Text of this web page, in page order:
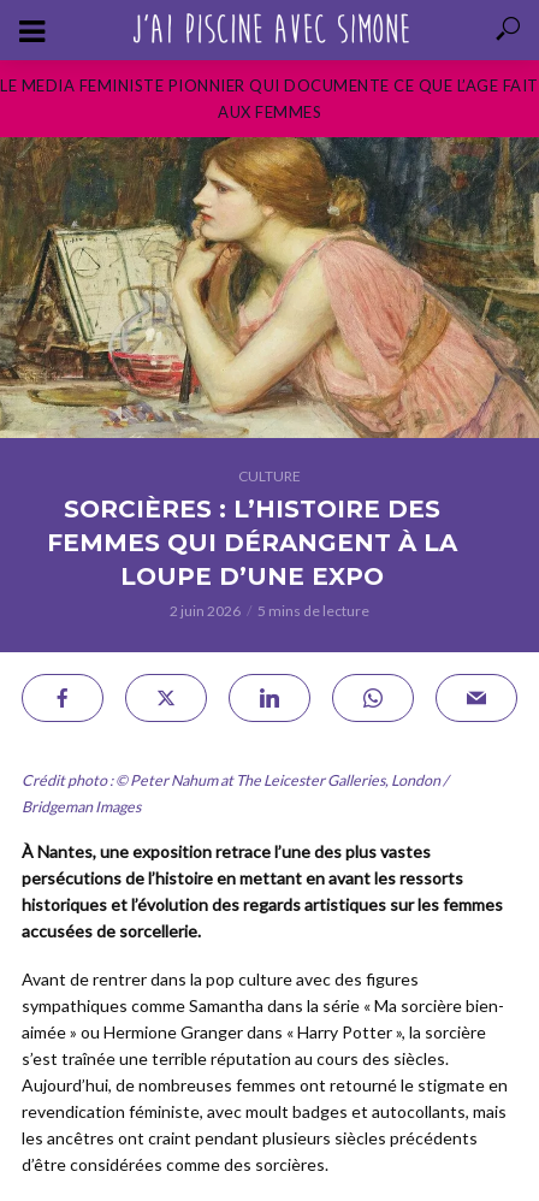
LE MEDIA FEMINISTE PIONNIER QUI DOCUMENTE CE QUE L’AGE FAIT
AUX FEMMES
CULTURE
SORCIÈRES : L’HISTOIRE DES
FEMMES QUI DÉRANGENT À LA
LOUPE D’UNE EXPO
2 juin 2026 5 mins de lecture
Crédit photo : © Peter Nahum at The Leicester Galleries, London /
Bridgeman Images
À Nantes, une exposition retrace l’une des plus vastes
persécutions de l’histoire en mettant en avant les ressorts
historiques et l’évolution des regards artistiques sur les femmes
accusées de sorcellerie.
Avant de rentrer dans la pop culture avec des figures
sympathiques comme Samantha dans la série « Ma sorcière bien-
aimée » ou Hermione Granger dans « Harry Potter », la sorcière
s’est traînée une terrible réputation au cours des siècles.
Aujourd’hui, de nombreuses femmes ont retourné le stigmate en
revendication féministe, avec moult badges et autocollants, mais
les ancêtres ont craint pendant plusieurs siècles précédents
d’être considérées comme des sorcières.